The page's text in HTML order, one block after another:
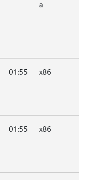
a
01:55 x86
01:55 x86